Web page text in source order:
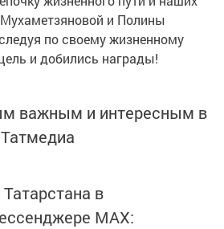
и Полины
по своему жизненному
и добились награды!
важным и интересным в
Татмедиа
в
MАХ: